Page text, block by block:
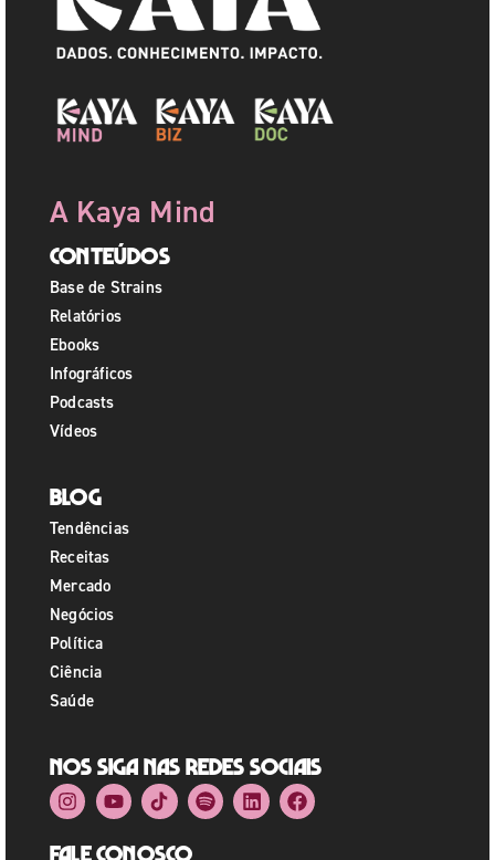
A Kaya Mind
Conteúdos
Base de Strains
Relatórios
Ebooks
Infográficos
Podcasts
Vídeos
Blog
Tendências
Receitas
Mercado
Negócios
Política
Ciência
Saúde
Nos siga nas redes sociais
Fale Conosco